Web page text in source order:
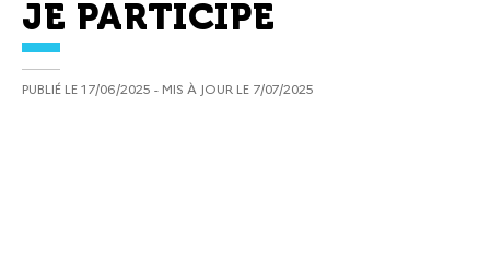
JE PARTICIPE
PUBLIÉ LE 17/06/2025 - MIS À JOUR LE 7/07/2025